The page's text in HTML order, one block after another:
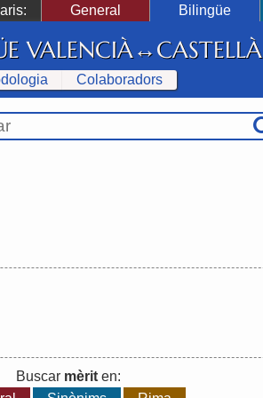
General Bilingüe
VALENCIÀ↔CASTELLÀ
Colaboradors
Buscar mèrit en: